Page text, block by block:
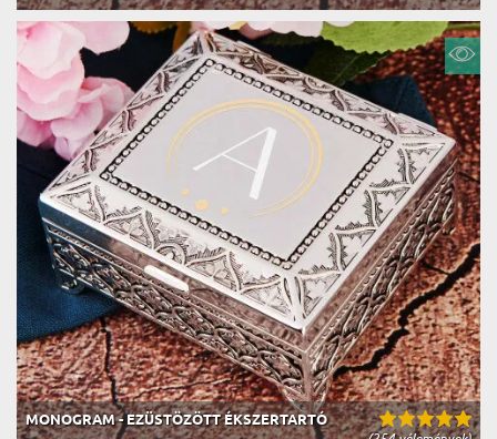
MONOGRAM - EZÜSTÖZÖTT ÉKSZERTARTÓ